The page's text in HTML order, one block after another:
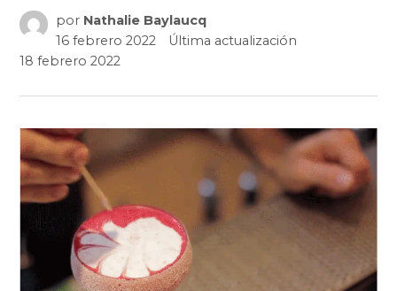
por Nathalie Baylaucq
16 febrero 2022
Última actualización
18 febrero 2022